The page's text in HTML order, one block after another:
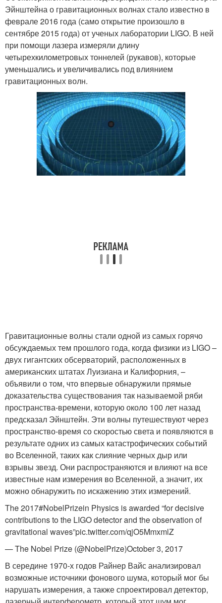
Эйнштейна о гравитационных волнах стало известно в
феврале 2016 года (само открытие произошло в
сентябре 2015 года) от ученых лаборатории LIGO. В ней
при помощи лазера измеряли длину
четырехкилометровых тоннелей (рукавов), которые
уменьшались и увеличивались под влиянием
гравитационных волн.
Гравитационные волны стали одной из самых горячо
обсуждаемых тем прошлого года, когда физики из LIGO –
двух гигантских обсерваторий, расположенных в
американских штатах Луизиана и Калифорния, –
объявили о том, что впервые обнаружили прямые
доказательства существования так называемой ряби
пространства-времени, которую около 100 лет назад
предсказал Эйнштейн. Эти волны путешествуют через
пространство-время со скоростью света и появляются в
результате одних из самых катастрофических событий
во Вселенной, таких как слияние черных дыр или
взрывы звезд. Они распространяются и влияют на все
известные нам измерения во Вселенной, а значит, их
можно обнаружить по искажению этих измерений.
The 2017#NobelPrizein Physics is awarded “for decisive
contributions to the LIGO detector and the observation of
gravitational waves”pic.twitter.com/qjO5MmxmlZ
— The Nobel Prize (@NobelPrize)October 3, 2017
В середине 1970-х годов Райнер Вайс анализировал
возможные источники фонового шума, который мог бы
нарушать измерения, а также спроектировал детектор,